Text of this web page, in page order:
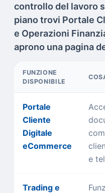
controllo del lavoro
piano trovi Portale
e Operazioni
aprono una pagina
FUNZIONE
DISPONIBILE
Portale
Cliente
Digitale
eCommerce
e
Trading e